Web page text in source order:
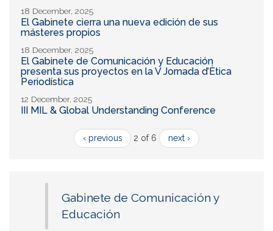
18 December, 2025
El Gabinete cierra una nueva edición de sus
másteres propios
18 December, 2025
El Gabinete de Comunicación y Educación
presenta sus proyectos en la V Jornada d’Ètica
Periodística
12 December, 2025
III MIL & Global Understanding Conference
‹ previous 2 of 6 next ›
Gabinete de Comunicación y
Educación